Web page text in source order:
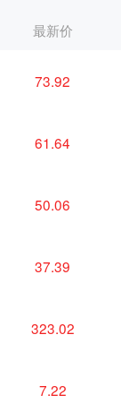
最新价
73.92
61.64
50.06
37.39
323.02
7.22